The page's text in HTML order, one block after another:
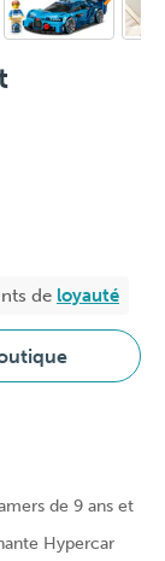
de loyauté
de 9 ans et
Hypercar